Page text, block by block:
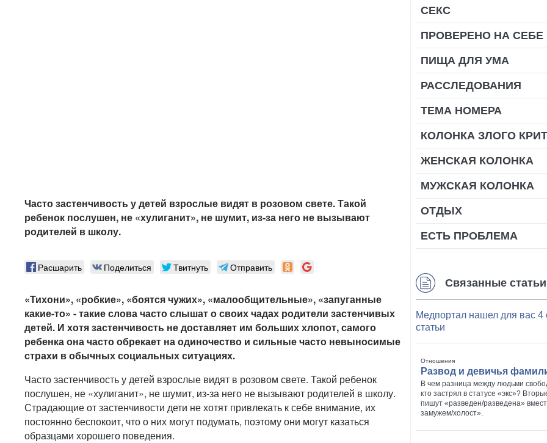
Часто застенчивость у детей взрослые видят в розовом свете. Такой
ребенок послушен, не «хулиганит», не шумит, из-за него не вызывают
родителей в школу.
Расшарить Поделиться Твитнуть Отправить
«Тихони», «робкие», «боятся чужих», «малообщительные», «запуганные
какие-то» - такие слова часто слышат о своих чадах родители застенчивых
детей. И хотя застенчивость не доставляет им больших хлопот, самого
ребенка она часто обрекает на одиночество и сильные часто невыносимые
страхи в обычных социальных ситуациях.
Часто застенчивость у детей взрослые видят в розовом свете. Такой ребенок
послушен, не «хулиганит», не шумит, из-за него не вызывают родителей в школу.
Страдающие от застенчивости дети не хотят привлекать к себе внимание, их
постоянно беспокоит, что о них могут подумать, поэтому они могут казаться
образцами хорошего поведения.
СЕКС
ПРОВЕРЕНО НА СЕБЕ
ПИЩА ДЛЯ УМА
РАССЛЕДОВАНИЯ
ТЕМА НОМЕРА
КОЛОНКА ЗЛОГО
ЖЕНСКАЯ КОЛОНКА
МУЖСКАЯ КОЛОНКА
ОТДЫХ
ЕСТЬ ПРОБЛЕМА
Связанные статьи
Медпортал нашел для вас 4
статьи
Отношения
Развод и девичья
В чем разница между людьми
кто застрял в статусе «экс»?
пишут «разведен/разведена»
замужем/холост».